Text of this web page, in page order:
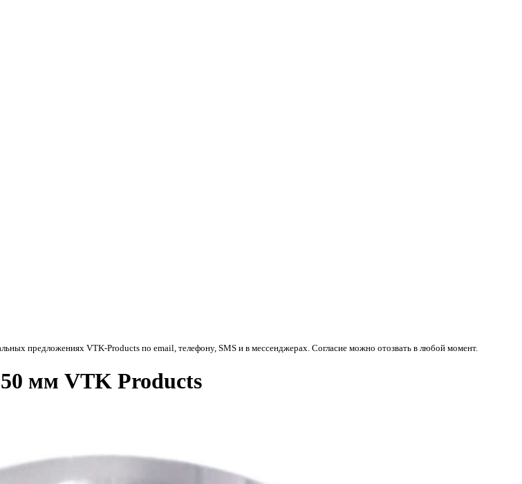
предложениях VTK-Products по email, телефону, SMS и в мессенджерах. Согласие можно отозвать в любой момент.
мм VTK Products